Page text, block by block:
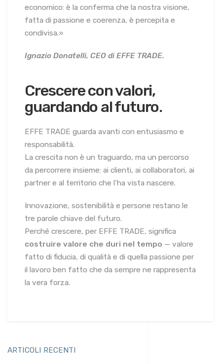
economico: è la conferma che la nostra visione,
fatta di passione e coerenza, è percepita e
condivisa.»
Ignazio Donatelli, CEO di EFFE TRADE.
Crescere con valori,
guardando al futuro.
EFFE TRADE guarda avanti con entusiasmo e
responsabilità.
La crescita non è un traguardo, ma un percorso
da percorrere insieme: ai clienti, ai collaboratori, ai
partner e al territorio che l’ha vista nascere.
Innovazione, sostenibilità e persone restano le
tre parole chiave del futuro.
Perché crescere, per EFFE TRADE, significa
costruire valore che duri nel tempo — valore
fatto di fiducia, di qualità e di quella passione per
il lavoro ben fatto che da sempre ne rappresenta
la vera forza.
ARTICOLI RECENTI